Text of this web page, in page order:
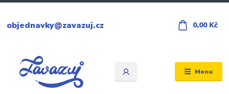
Menu
objednavky@zavazuj.cz 0,00 Kč